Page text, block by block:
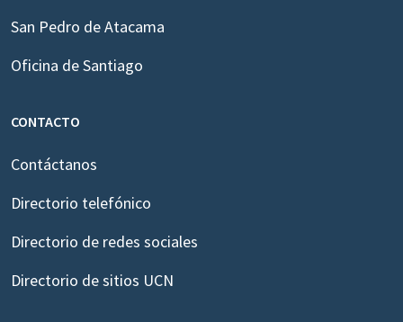
San Pedro de Atacama
Oficina de Santiago
CONTACTO
Contáctanos
Directorio telefónico
Directorio de redes sociales
Directorio de sitios UCN